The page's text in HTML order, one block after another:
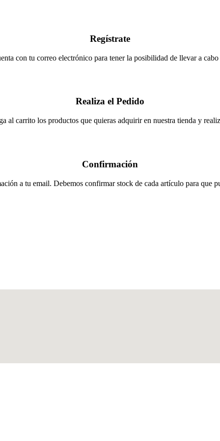
Regístrate
con tu correo electrónico para tener la posibilidad de llevar a
Realiza el Pedido
al carrito los productos que quieras adquirir en nuestra tienda y
Confirmación
a tu email. Debemos confirmar stock de cada artículo para que